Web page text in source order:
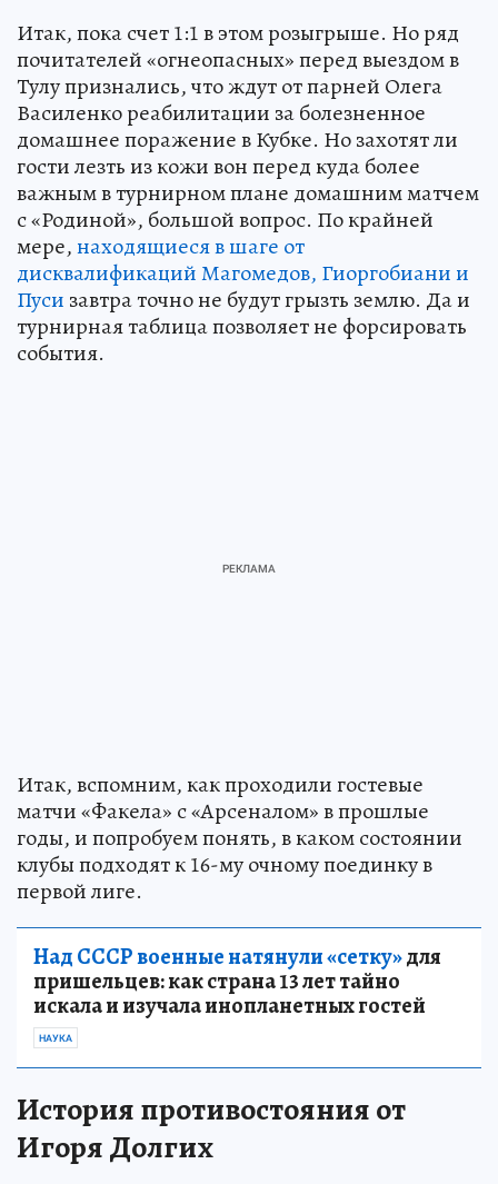
Итак, пока счет 1:1 в этом розыгрыше. Но ряд
почитателей «огнеопасных» перед выездом в
Тулу признались, что ждут от парней Олега
Василенко реабилитации за болезненное
домашнее поражение в Кубке. Но захотят ли
гости лезть из кожи вон перед куда более
важным в турнирном плане домашним матчем
с «Родиной», большой вопрос. По крайней
мере,находящиеся в шаге от
дисквалификаций Магомедов, Гиоргобиани и
Пуси завтра точно не будут грызть землю. Да и
турнирная таблица позволяет не форсировать
события.
Итак, вспомним, как проходили гостевые
матчи «Факела» с «Арсеналом» в прошлые
годы, и попробуем понять, в каком состоянии
клубы подходят к 16-му очному поединку в
первой лиге.
Над СССР военные натянули «сетку»для
пришельцев: как страна 13 лет тайно
искала и изучала инопланетных гостей
НАУКА
История противостояния от
Игоря Долгих